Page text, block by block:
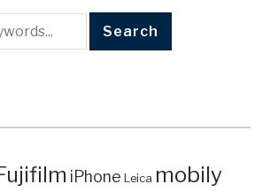
iPhone Leica mobily